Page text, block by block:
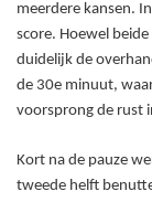
meerdere kansen.
score. Hoewel
duidelijk de
de 30e minuut,
voorsprong de rust
Kort na de pauze
tweede helft